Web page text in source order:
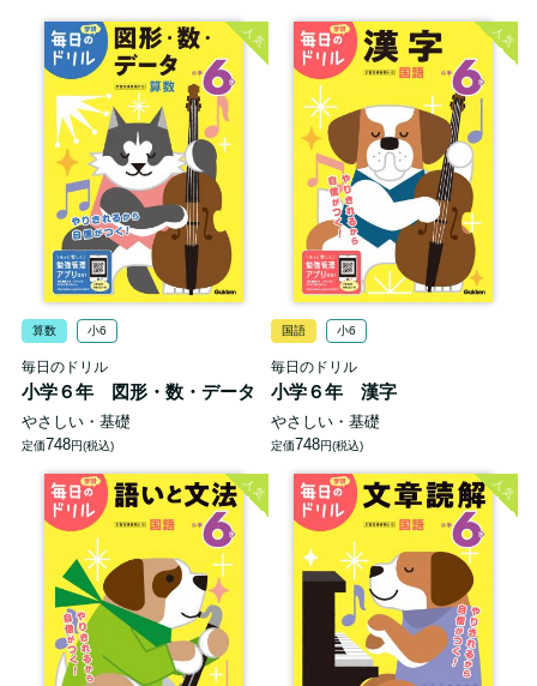
人気
算数 小6
毎日のドリル
小学６年 図形・数・データ
やさしい・基礎
定価748円(税込)
人気
国語 小6
毎日のドリル
小学６年 漢字
やさしい・基礎
定価748円(税込)
人気 人気